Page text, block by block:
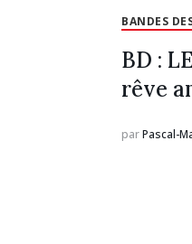
BANDES
BD :
rêve
par Pascal-